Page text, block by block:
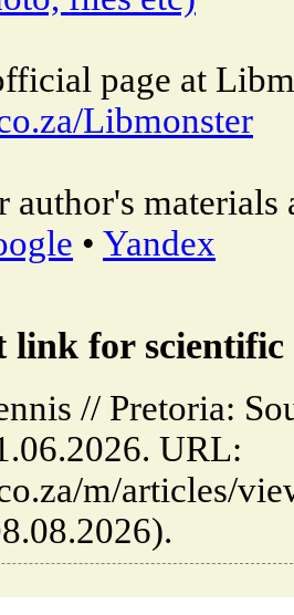
page at
Libmonster
author's materials
• Yandex
link for
// Pretoria:
URL:
m/articles/